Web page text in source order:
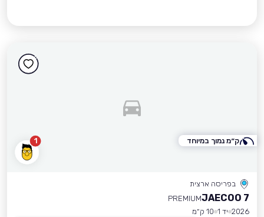
1
בפריסה ארצית
JAECOO 7
PREMIUM
2026 יד 1
10 ק״מ
ק״מ נמוך במיוחד